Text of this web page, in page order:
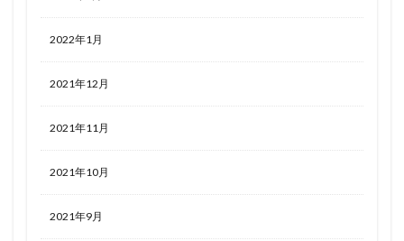
2022年1月
2021年12月
2021年11月
2021年10月
2021年9月